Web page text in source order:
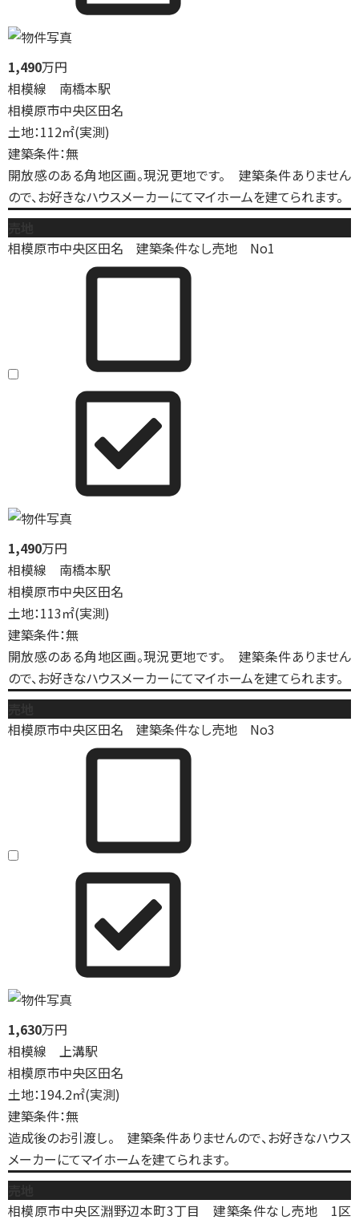
1,490万円
相模線 南橋本駅
相模原市中央区田名
土地：112㎡(実測)
建築条件：無
開放感のある角地区画。現況更地です。 建築条件ありません
ので、お好きなハウスメーカーにてマイホームを建てられます。
相模原市中央区田名 建築条件なし売地 No1
1,490万円
相模線 南橋本駅
相模原市中央区田名
土地：113㎡(実測)
建築条件：無
開放感のある角地区画。現況更地です。 建築条件ありません
ので、お好きなハウスメーカーにてマイホームを建てられます。
相模原市中央区田名 建築条件なし売地 No3
1,630万円
相模線 上溝駅
相模原市中央区田名
土地：194.2㎡(実測)
建築条件：無
造成後のお引渡し。 建築条件ありませんので、お好きなハウス
メーカーにてマイホームを建てられます。
相模原市中央区淵野辺本町3丁目 建築条件なし売地 1区